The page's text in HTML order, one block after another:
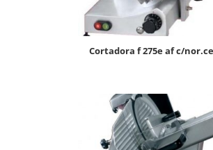
cortadora f 275e af c/